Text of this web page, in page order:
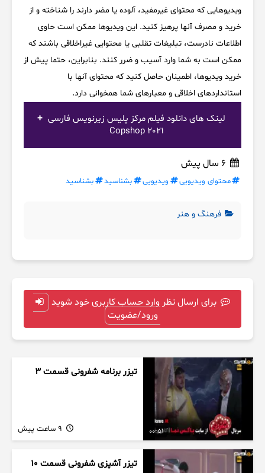
ویدیوهایی که محتوای غیرمفید، آلوده یا مضر دارند را شناخته و از
خرید و مصرف آنها پرهیز کنید. این ویدیوها ممکن است حاوی
اطلاعات نادرست، تبلیغات تقلبی یا محتوایی غیراخلاقی باشند که
ممکن است به شما وارد آسیب و ضرر کنند. بنابراین، حتما پیش از
خرید ویدیوها، اطمینان حاصل کنید که محتوای آنها با
استانداردهای اخلاقی و معیارهای شما همخوانی دارد.
لینک های دانلود فیلم مرکز پلیس زیرنویس فارسی
Copshop 2021
محتوای ویدیویی ویدیویی بشناسید بشناسید
فرهنگ و هنر
برای ارسال نظر وارد حساب کاربری خود شوید
ورود/عضویت
00:51
تیزر برنامه شفرونی قسمت ۳
تیزر آشپزی شفرونی قسمت ۱۰